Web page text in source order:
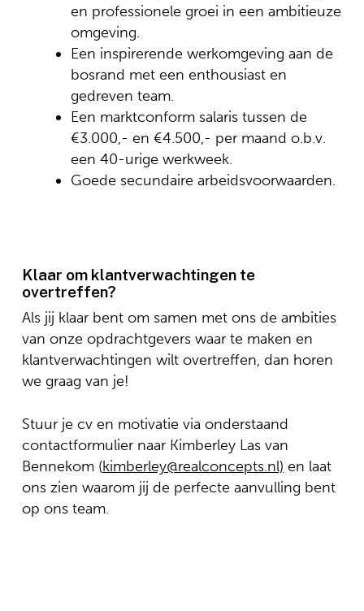
en professionele groei in een ambitieuze
omgeving.
Een inspirerende werkomgeving aan de
bosrand met een enthousiast en
gedreven team.
Een marktconform salaris tussen de
€3.000,- en €4.500,- per maand o.b.v.
een 40-urige werkweek.
Goede secundaire arbeidsvoorwaarden.
Klaar om klantverwachtingen te
overtreffen?
Als jij klaar bent om samen met ons de ambities
van onze opdrachtgevers waar te maken en
klantverwachtingen wilt overtreffen, dan horen
we graag van je!
Stuur je cv en motivatie via onderstaand
contactformulier naar Kimberley Las van
Bennekom (kimberley@realconcepts.nl) en laat
ons zien waarom jij de perfecte aanvulling bent
op ons team.